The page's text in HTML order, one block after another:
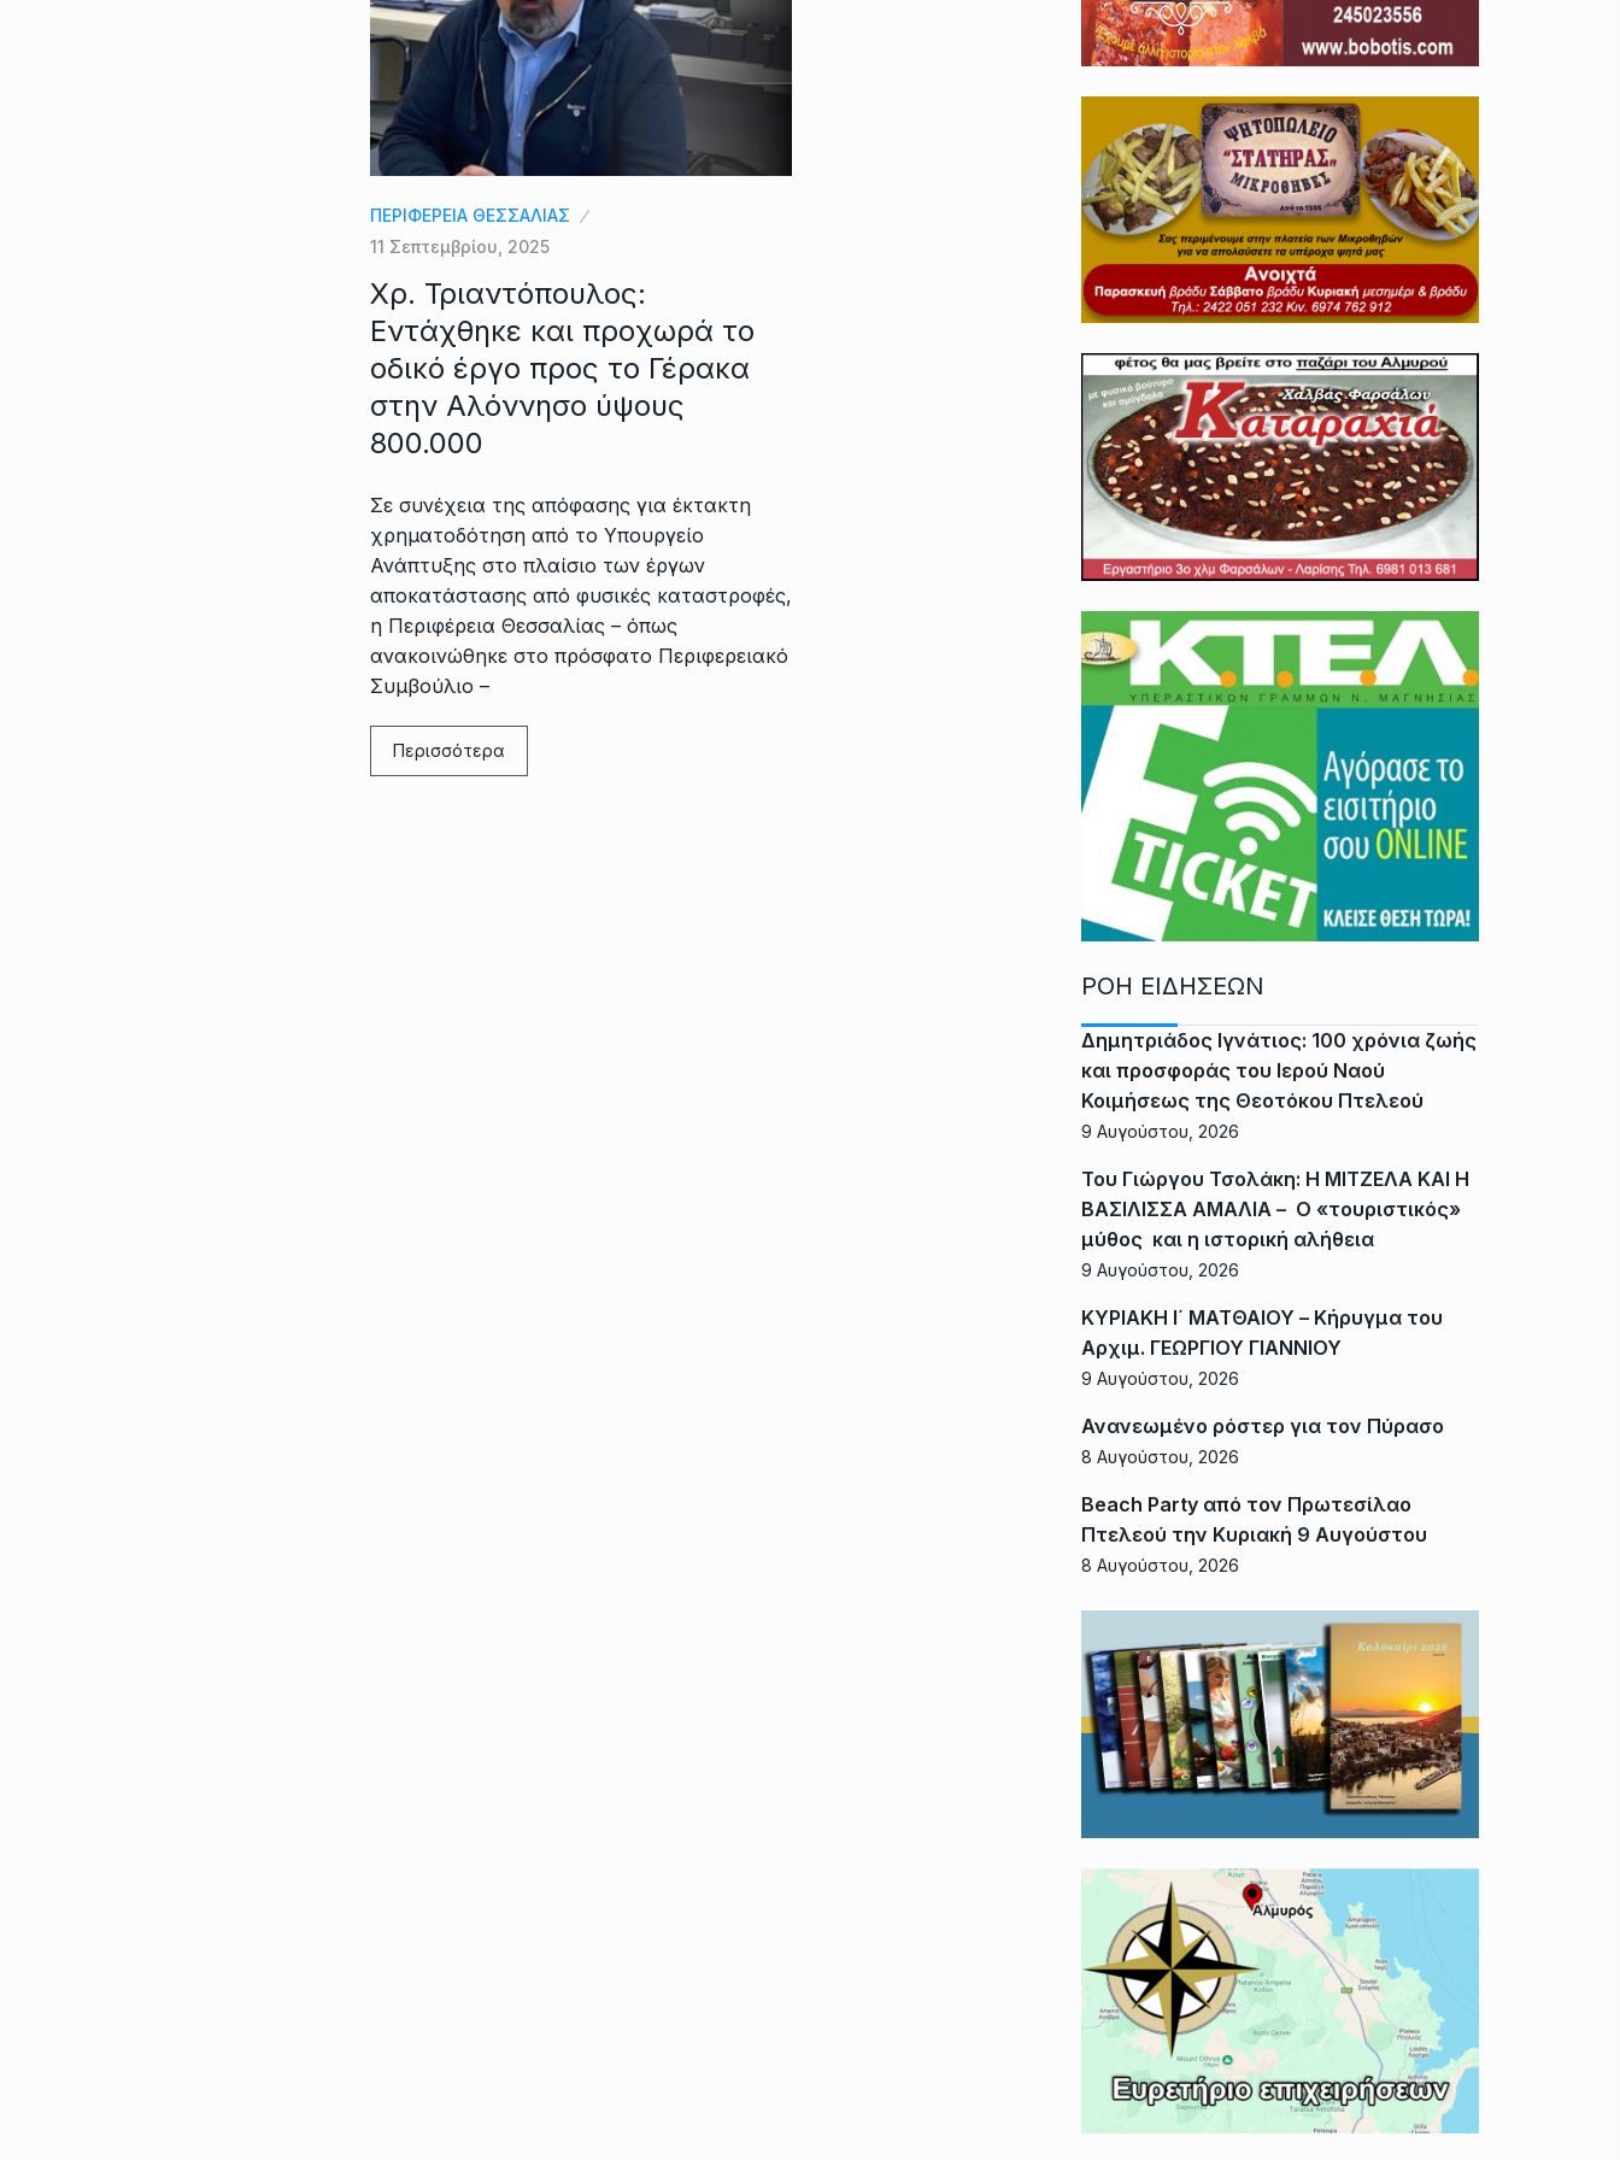
ΠΕΡΙΦΕΡΕΙΑ ΘΕΣΣΑΛΙΑΣ
11 Σεπτεμβρίου, 2025
Χρ. Τριαντόπουλος:
Εντάχθηκε και προχωρά το
οδικό έργο προς το Γέρακα
στην Αλόννησο ύψους
800.000
Σε συνέχεια της απόφασης για έκτακτη
χρηματοδότηση από το Υπουργείο
Ανάπτυξης στο πλαίσιο των έργων
αποκατάστασης από φυσικές καταστροφές,
η Περιφέρεια Θεσσαλίας – όπως
ανακοινώθηκε στο πρόσφατο Περιφερειακό
Συμβούλιο –
Περισσότερα
ΡΟΗ ΕΙΔΗΣΕΩΝ
Δημητριάδος Ιγνάτιος: 100 χρόνια ζωής
και προσφοράς του Ιερού Ναού
Κοιμήσεως της Θεοτόκου Πτελεού
9 Αυγούστου, 2026
Του Γιώργου Τσολάκη: Η ΜΙΤΖΕΛΑ ΚΑΙ Η
ΒΑΣΙΛΙΣΣΑ ΑΜΑΛΙΑ – Ο «τουριστικός»
μύθος και η ιστορική αλήθεια
9 Αυγούστου, 2026
ΚΥΡΙΑΚΗ Ι΄ ΜΑΤΘΑΙΟΥ – Κήρυγμα του
Αρχιμ. ΓΕΩΡΓΙΟΥ ΓΙΑΝΝΙΟΥ
9 Αυγούστου, 2026
Ανανεωμένο ρόστερ για τον Πύρασο
8 Αυγούστου, 2026
Beach Party από τον Πρωτεσίλαο
Πτελεού την Κυριακή 9 Αυγούστου
8 Αυγούστου, 2026